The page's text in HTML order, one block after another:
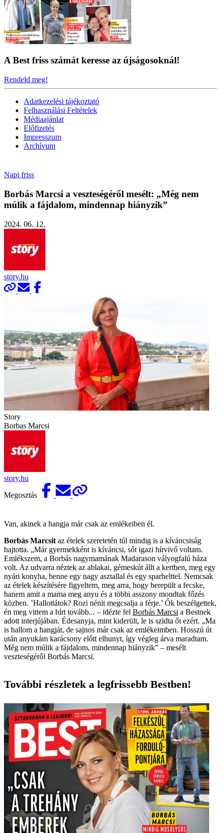
A Best friss számát keresse az újságosoknál!
Rendeld meg!
Adatkezelési tájékoztató
Felhasználási Feltételek
Médiaajánlat
Előfizetés
Impresszum
Archívum
Napi friss
Borbás Marcsi a veszteségéről mesélt: „Még nem
múlik a fájdalom, mindennap hiányzik”
2024. 06. 12.
story.hu
Story
Borbas Marcsi
story.hu
Megosztás
Van, akinek a hangja már csak az emlékeiben él.
Borbás Marcsit az ételek szeretetén túl mindig is a kíváncsiság
hajtotta. „Már gyermekként is kíváncsi, sőt igazi hírvivő voltam.
Emlékszem, a Borbás nagymamának Madarason vályogfalú háza
volt. Az udvarra néztek az ablakai, gémeskút állt a kertben, meg egy
nyári konyha, benne egy nagy asztallal és egy sparhelttel. Nemcsak
az ételek készítésére figyeltem, meg arra, hogy berepült a fecske,
hanem amit a mama meg anyu és a többi asszony mondtak főzés
közben. ’Hallottátok? Rozi nénit megcsalja a férje.’ Ők beszélgettek,
én meg vittem a hírt tovább... – idézte fel Borbás Marcsi a Bestnek
adott interjújában. Édesanyja, mint kiderült, le is szidta őt ezért. „Ma
is hallom a hangját, de sajnos már csak az emlékeimben. Hosszú út
után anyukám karácsony előtt elhunyt, így végleg árva maradtam.
Még nem múlik a fájdalom, mindennap hiányzik” – mesélt
veszteségéről Borbás Marcsi.
További részletek a legfrissebb Bestben!